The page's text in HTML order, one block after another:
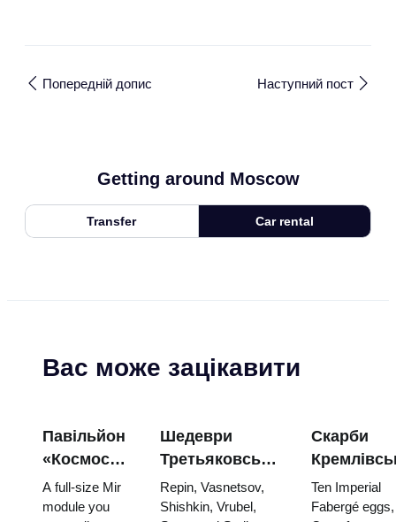
Попередній допис Наступний пост
Getting around Moscow
Transfer Car rental
Вас може зацікавити
Павільйон
«Космос»
на ВДНГ:
всередині
A full-size Mir
module you
Шедеври
Третьяковської
галереї:
картини,
Repin, Vasnetsov,
Shishkin, Vrubel,
Скарби
зброї:
Фаберже,
Ten Imperial
Fabergé